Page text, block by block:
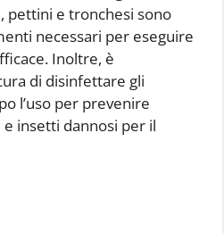
pettini e tronchesi sono
necessari per eseguire
Inoltre, è
di disinfettare gli
l’uso per prevenire
insetti dannosi per il